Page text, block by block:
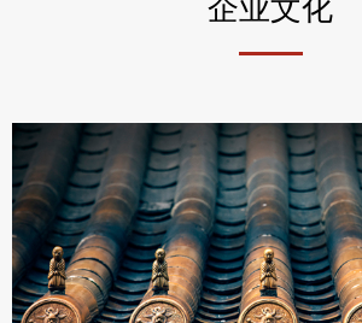
企业文化